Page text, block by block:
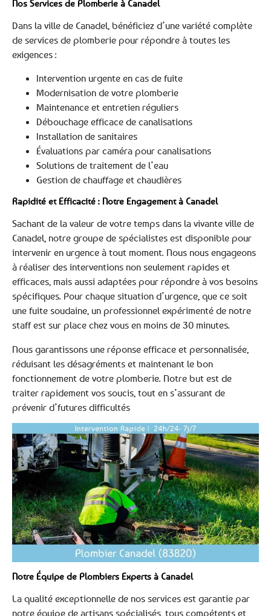
Nos Services de Plomberie à Canadel
Dans la ville de Canadel, bénéficiez d’une variété complète
de services de plomberie pour répondre à toutes les
exigences :
Intervention urgente en cas de fuite
Modernisation de votre plomberie
Maintenance et entretien réguliers
Débouchage efficace de canalisations
Installation de sanitaires
Évaluations par caméra pour canalisations
Solutions de traitement de l’eau
Gestion de chauffage et chaudières
Rapidité et Efficacité : Notre Engagement à Canadel
Sachant de la valeur de votre temps dans la vivante ville de
Canadel, notre groupe de spécialistes est disponible pour
intervenir en urgence à tout moment. Nous nous engageons
à réaliser des interventions non seulement rapides et
efficaces, mais aussi adaptées pour répondre à vos besoins
spécifiques. Pour chaque situation d’urgence, que ce soit
une fuite soudaine, un professionnel expérimenté de notre
staff est sur place chez vous en moins de 30 minutes.
Nous garantissons une réponse efficace et personnalisée,
réduisant les désagréments et maintenant le bon
fonctionnement de votre plomberie. Notre but est de
traiter rapidement vos soucis, tout en s’assurant de
prévenir d’futures difficultés
Notre Équipe de Plombiers Experts à Canadel
La qualité exceptionnelle de nos services est garantie par
notre équipe de artisans spécialisés, tous compétents et